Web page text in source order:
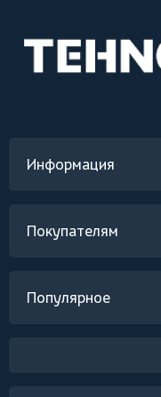
Информация
Покупателям
Популярное